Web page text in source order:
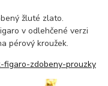
žluté zlato.
v odlehčené verzi
pérový kroužek.
zdobeny-prouzky